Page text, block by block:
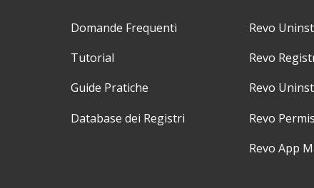
Domande Frequenti
Tutorial
Guide Pratiche
Database dei Registri
Revo
Revo
Revo
Revo
Revo App